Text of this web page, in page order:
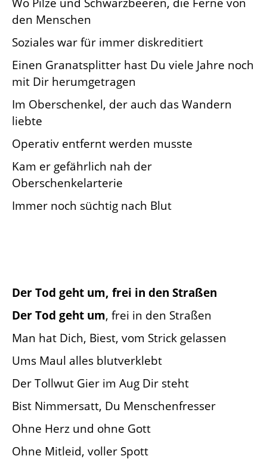
den Menschen
Soziales war für immer diskreditiert
Einen Granatsplitter hast Du viele Jahre noch
mit Dir herumgetragen
Im Oberschenkel, der auch das Wandern
liebte
Operativ entfernt werden musste
Kam er gefährlich nah der
Oberschenkelarterie
Immer noch süchtig nach Blut
Der Tod geht um, frei in den Straßen
Der Tod geht um, frei in den Straßen
Man hat Dich, Biest, vom Strick gelassen
Ums Maul alles blutverklebt
Der Tollwut Gier im Aug Dir steht
Bist Nimmersatt, Du Menschenfresser
Ohne Herz und ohne Gott
Ohne Mitleid, voller Spott